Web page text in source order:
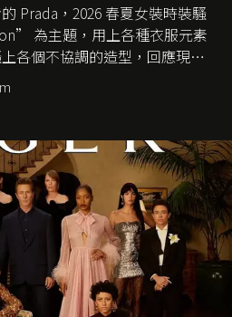
Prada，2026 春夏女裝時裝騷
為主題，用上各種衣服元素
各個不協調的造型，回應現今
現象。